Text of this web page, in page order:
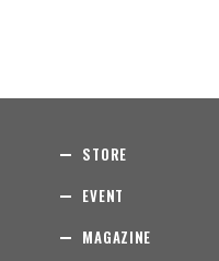
STORE
EVENT
MAGAZINE